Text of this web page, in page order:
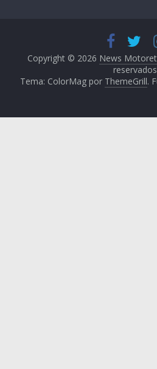
Copyright © 2026 News
Tema: ColorMag por ThemeGrill.